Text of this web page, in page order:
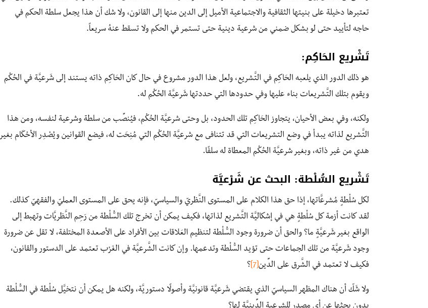
تعتبرها دخيلة على بنيتها الثقافية والاجتماعية الأميل إلى الدين منها إلى القانون، ولا شك أن هذا يجعل سلطة الحكم في
حاجه لتأييد حتى لو بشكل ضمني من شرعية دينية حتى تستمر في الحكم ولا تسقط عنهُ سريعاً.
تَشْريع الحَاكِم:
هو ذلك الدور الذي يلعبه الحَاكِم في التَّشريع، ولعل هذا الدور مشروع في حال كان الحَاكِم ذاته يستند إلى شَرعيَّة في الحُكْم
ويقوم بتلك التَّشريعات بناء عليها وفي حدودها التي حددتها شَرعيَّة الحُكْم له.
ولكنه، وفي بعض الأحيان، يتجاوز الحَاكِم تلك الحدود، بل وحتى شرعيَّة الحُكْم، فيُنصِّب من سلطة وشرعية لنفسه، ومن هذا
التَّشريع لذاته يبدأ في وضع التشريعات التي قد تتنافى مع شرعيَّة الحُكْم التي مُنِحَت له، فيضع القوانين ويُصْدِر الأحْكَام بغير
هدي من غير ذاته، وبغير شرعيَّة الحُكْم المعطاة له سلفًا.
تَشْريع السُّلْطة: البحث عن شَرْعيَّة
لكل سُلْطةٍ مُشرعَّاتها، إذا حق هذا الكلام على المستوى النَّظريّ والسياسيّ، فإنه يحق على المستوى العمليّ والفقهيّ كذلك.
لقد كانت أزمة كل سُلْطةٍ هي في إشكاليَّة التَّشريع لذاتها، فكيف يمكن أن تخرج تلك السُّلْطة من رَحِم النَّظريَّات وتهبط إلى
الواقع بغير شَرعيَّةٍ ما؟ والحق أن ضرورة وجود السُّلْطة لتنظيم العَلاقات بين الأفراد على الأصعدة المختلفة، لا تقل عن ضرورة
وجود شَرعيَّة من تلك الجماعات حتى تؤيد السُّلْطة وتدعمها. وإن كانت الشَّرعيَّة في الغَرْب تعتمد على الدستور والقانون،
فكيف لا تعتمد في الشَّرق على الدِّين[7] ؟
ولا شَكّ أن هناك المظهر السياسيّ الذي يقتضي شَرعيَّة قانونيَّة وأصولًا دستوريَّة، ولكنه هل يمكن أن نتخيَّل سُلْطة في السُّلْطة